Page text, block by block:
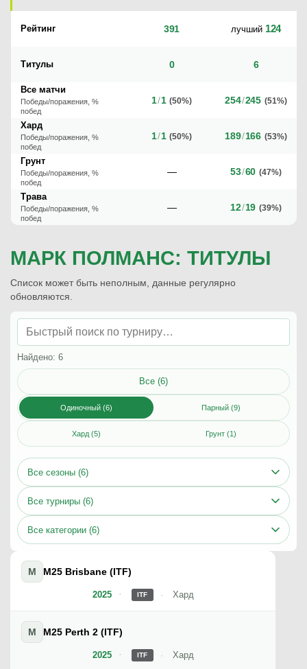
Рейтинг 391 лучший 124
Титулы 0 6
Все матчи
Победы/поражения, %
побед
1/1 (50%) 254/245 (51%)
Хард
Победы/поражения, %
побед
1/1 (50%) 189/166 (53%)
Грунт
Победы/поражения, %
побед
— 53/60 (47%)
Трава
Победы/поражения, %
побед
— 12/19 (39%)
МАРК ПОЛМАНС: ТИТУЛЫ
Список может быть неполным, данные регулярно
обновляются.
Найдено: 6
Все (6)
Одиночный (6) Парный (9)
Хард (5) Грунт (1)
Все сезоны (6)
Все турниры (6)
Все категории (6)
2025
M M25 Brisbane (ITF)
ITF Хард
2025
M M25 Perth 2 (ITF)
ITF Хард